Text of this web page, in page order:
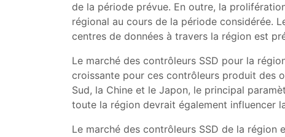
de la période prévue. En outre, la
régional au cours de la période considérée.
centres de données à travers la région est
Le marché des contrôleurs SSD pour la
croissante pour ces contrôleurs produit des
Sud, la Chine et le Japon, le principal
toute la région devrait également influencer
Le marché des contrôleurs SSD de la région